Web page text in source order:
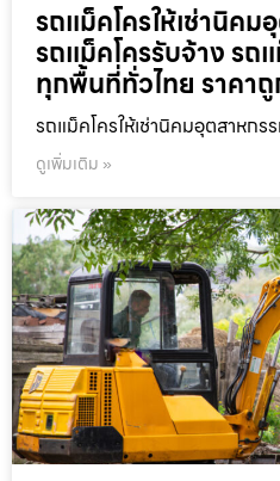
รถแม็คโครให้เช่านิค
รถแม็คโครรับจ้าง รถ
ทุกพื้นที่ทั่วไทย ราคา
รถแม็คโครให้เช่านิคมอุตสาหกร
ดูเพิ่มเติม »